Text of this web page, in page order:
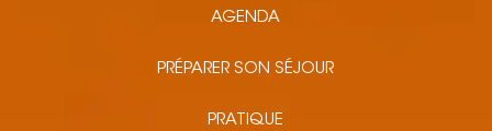
AGENDA
PRÉPARER SON SÉJOUR
PRATIQUE